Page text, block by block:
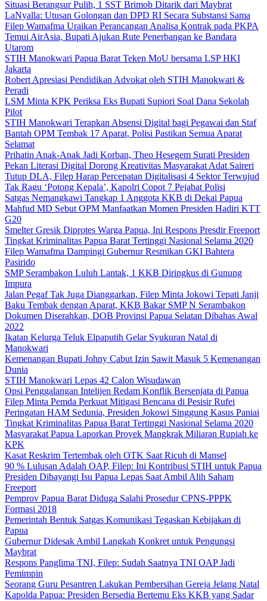
Situasi Berangsur Pulih, 1 SST Brimob Ditarik dari Maybrat
LaNyalla: Utusan Golongan dan DPD RI Secara Substansi Sama
Filep Wamafma Uraikan Perancangan Analisa Kontrak pada PKPA
Temui AirAsia, Bupati Ajukan Rute Penerbangan ke Bandara
Utarom
STIH Manokwari Papua Barat Teken MoU bersama LSP HKI
Jakarta
Robert Apresiasi Pendidikan Advokat oleh STIH Manokwari &
Peradi
LSM Minta KPK Periksa Eks Bupati Supiori Soal Dana Sekolah
Pilot
STIH Manokwari Terapkan Absensi Digital bagi Pegawai dan Staf
Bantah OPM Tembak 17 Aparat, Polisi Pastikan Semua Aparat
Selamat
Prihatin Anak-Anak Jadi Korban, Theo Hesegem Surati Presiden
Pekan Literasi Digital Dorong Kreativitas Masyarakat Adat Saireri
Tutup DLA, Filep Harap Percepatan Digitalisasi 4 Sektor Terwujud
Tak Ragu ‘Potong Kepala’, Kapolri Copot 7 Pejabat Polisi
Satgas Nemangkawi Tangkap 1 Anggota KKB di Dekai Papua
Mahfud MD Sebut OPM Manfaatkan Momen Presiden Hadiri KTT
G20
Smelter Gresik Diprotes Warga Papua, Ini Respons Presdir Freeport
Tingkat Kriminalitas Papua Barat Tertinggi Nasional Selama 2020
Filep Wamafma Dampingi Gubernur Resmikan GKI Bahtera
Pasirido
SMP Serambakon Luluh Lantak, 1 KKB Diringkus di Gunung
Impura
Jalan Pegaf Tak Juga Dianggarkan, Filep Minta Jokowi Tepati Janji
Baku Tembak dengan Aparat, KKB Bakar SMP N Serambakon
Dokumen Diserahkan, DOB Provinsi Papua Selatan Dibahas Awal
2022
Ikatan Kelurga Teluk Elpaputih Gelar Syukuran Natal di
Manokwari
Kemenangan Bupati Johny Cabut Izin Sawit Masuk 5 Kemenangan
Dunia
STIH Manokwari Lepas 42 Calon Wisudawan
Opsi Penggalangan Intelijen Redam Konflik Bersenjata di Papua
Filep Minta Pemda Perkuat Mitigasi Bencana di Pesisir Rufei
Peringatan HAM Sedunia, Presiden Jokowi Singgung Kasus Paniai
Tingkat Kriminalitas Papua Barat Tertinggi Nasional Selama 2020
Masyarakat Papua Laporkan Proyek Mangkrak Miliaran Rupiah ke
KPK
Kasat Reskrim Tertembak oleh OTK Saat Ricuh di Mansel
90 % Lulusan Adalah OAP, Filep: Ini Kontribusi STIH untuk Papua
Presiden Dibayangi Isu Papua Lepas Saat Ambil Alih Saham
Freeport
Pemprov Papua Barat Diduga Salahi Prosedur CPNS-PPPK
Formasi 2018
Pemerintah Bentuk Satgas Komunikasi Tegaskan Kebijakan di
Papua
Gubernur Didesak Ambil Langkah Konkret untuk Pengungsi
Maybrat
Respons Panglima TNI, Filep: Sudah Saatnya TNI OAP Jadi
Pemimpin
Seorang Guru Pesantren Lakukan Pembersihan Gereja Jelang Natal
Kapolda Papua: Presiden Bersedia Bertemu Eks KKB yang Sadar